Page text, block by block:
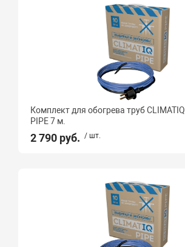
Комплект для обогрева труб CLIMATIQ
PIPE 7 м.
2 790 руб. / шт.